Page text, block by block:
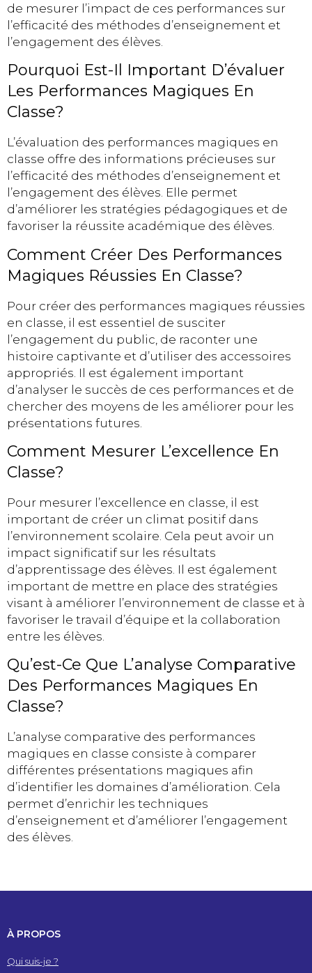
de mesurer l’impact de ces performances sur
l’efficacité des méthodes d’enseignement et
l’engagement des élèves.
Pourquoi Est-Il Important D’évaluer
Les Performances Magiques En
Classe?
L’évaluation des performances magiques en
classe offre des informations précieuses sur
l’efficacité des méthodes d’enseignement et
l’engagement des élèves. Elle permet
d’améliorer les stratégies pédagogiques et de
favoriser la réussite académique des élèves.
Comment Créer Des Performances
Magiques Réussies En Classe?
Pour créer des performances magiques réussies
en classe, il est essentiel de susciter
l’engagement du public, de raconter une
histoire captivante et d’utiliser des accessoires
appropriés. Il est également important
d’analyser le succès de ces performances et de
chercher des moyens de les améliorer pour les
présentations futures.
Comment Mesurer L’excellence En
Classe?
Pour mesurer l’excellence en classe, il est
important de créer un climat positif dans
l’environnement scolaire. Cela peut avoir un
impact significatif sur les résultats
d’apprentissage des élèves. Il est également
important de mettre en place des stratégies
visant à améliorer l’environnement de classe et à
favoriser le travail d’équipe et la collaboration
entre les élèves.
Qu’est-Ce Que L’analyse Comparative
Des Performances Magiques En
Classe?
L’analyse comparative des performances
magiques en classe consiste à comparer
différentes présentations magiques afin
d’identifier les domaines d’amélioration. Cela
permet d’enrichir les techniques
d’enseignement et d’améliorer l’engagement
des élèves.
À PROPOS
Qui suis-je ?